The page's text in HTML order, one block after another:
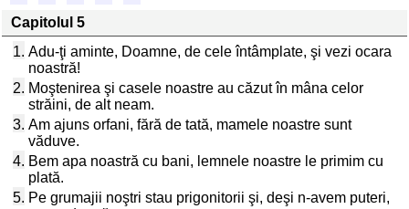
Capitolul 5
1. Adu-ţi aminte, Doamne, de cele întâmplate, şi vezi ocara
noastră!
2. Moştenirea şi casele noastre au căzut în mâna celor
străini, de alt neam.
3. Am ajuns orfani, fără de tată, mamele noastre sunt
văduve.
4. Bem apa noastră cu bani, lemnele noastre le primim cu
plată.
5. Pe grumajii noştri stau prigonitorii şi, deşi n-avem puteri,